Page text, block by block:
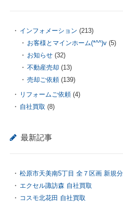
インフォメーション (213)
お客様とマインホーム(*^^)v (5)
お知らせ (32)
不動産売却 (13)
売却ご依頼 (139)
リフォームご依頼 (4)
自社買取 (8)
最新記事
松原市天美南5丁目 全７区画 新規
エクセル諏訪森 自社買取
コスモ北花田 自社買取